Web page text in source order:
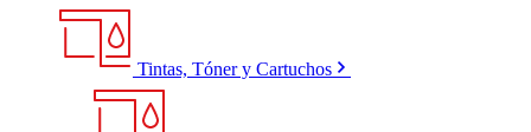
Tintas, Tóner y Cartuchos